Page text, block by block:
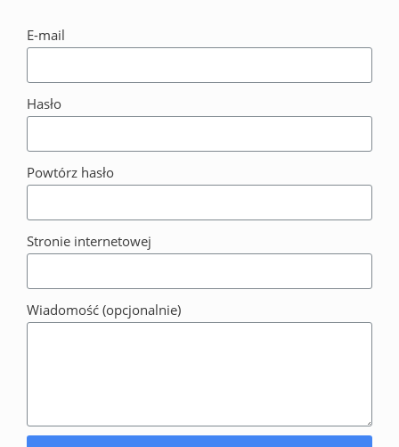
E-mail
Hasło
Powtórz hasło
Stronie internetowej
Wiadomość (opcjonalnie)